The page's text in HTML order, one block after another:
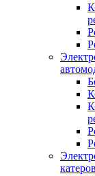
катеров